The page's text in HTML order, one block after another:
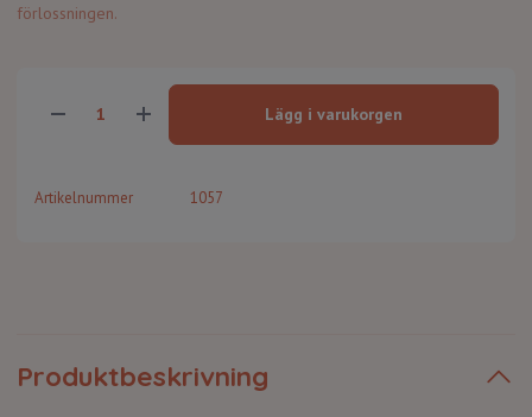
förlossningen.
Lägg i varukorgen
Artikelnummer 1057
Produktbeskrivning